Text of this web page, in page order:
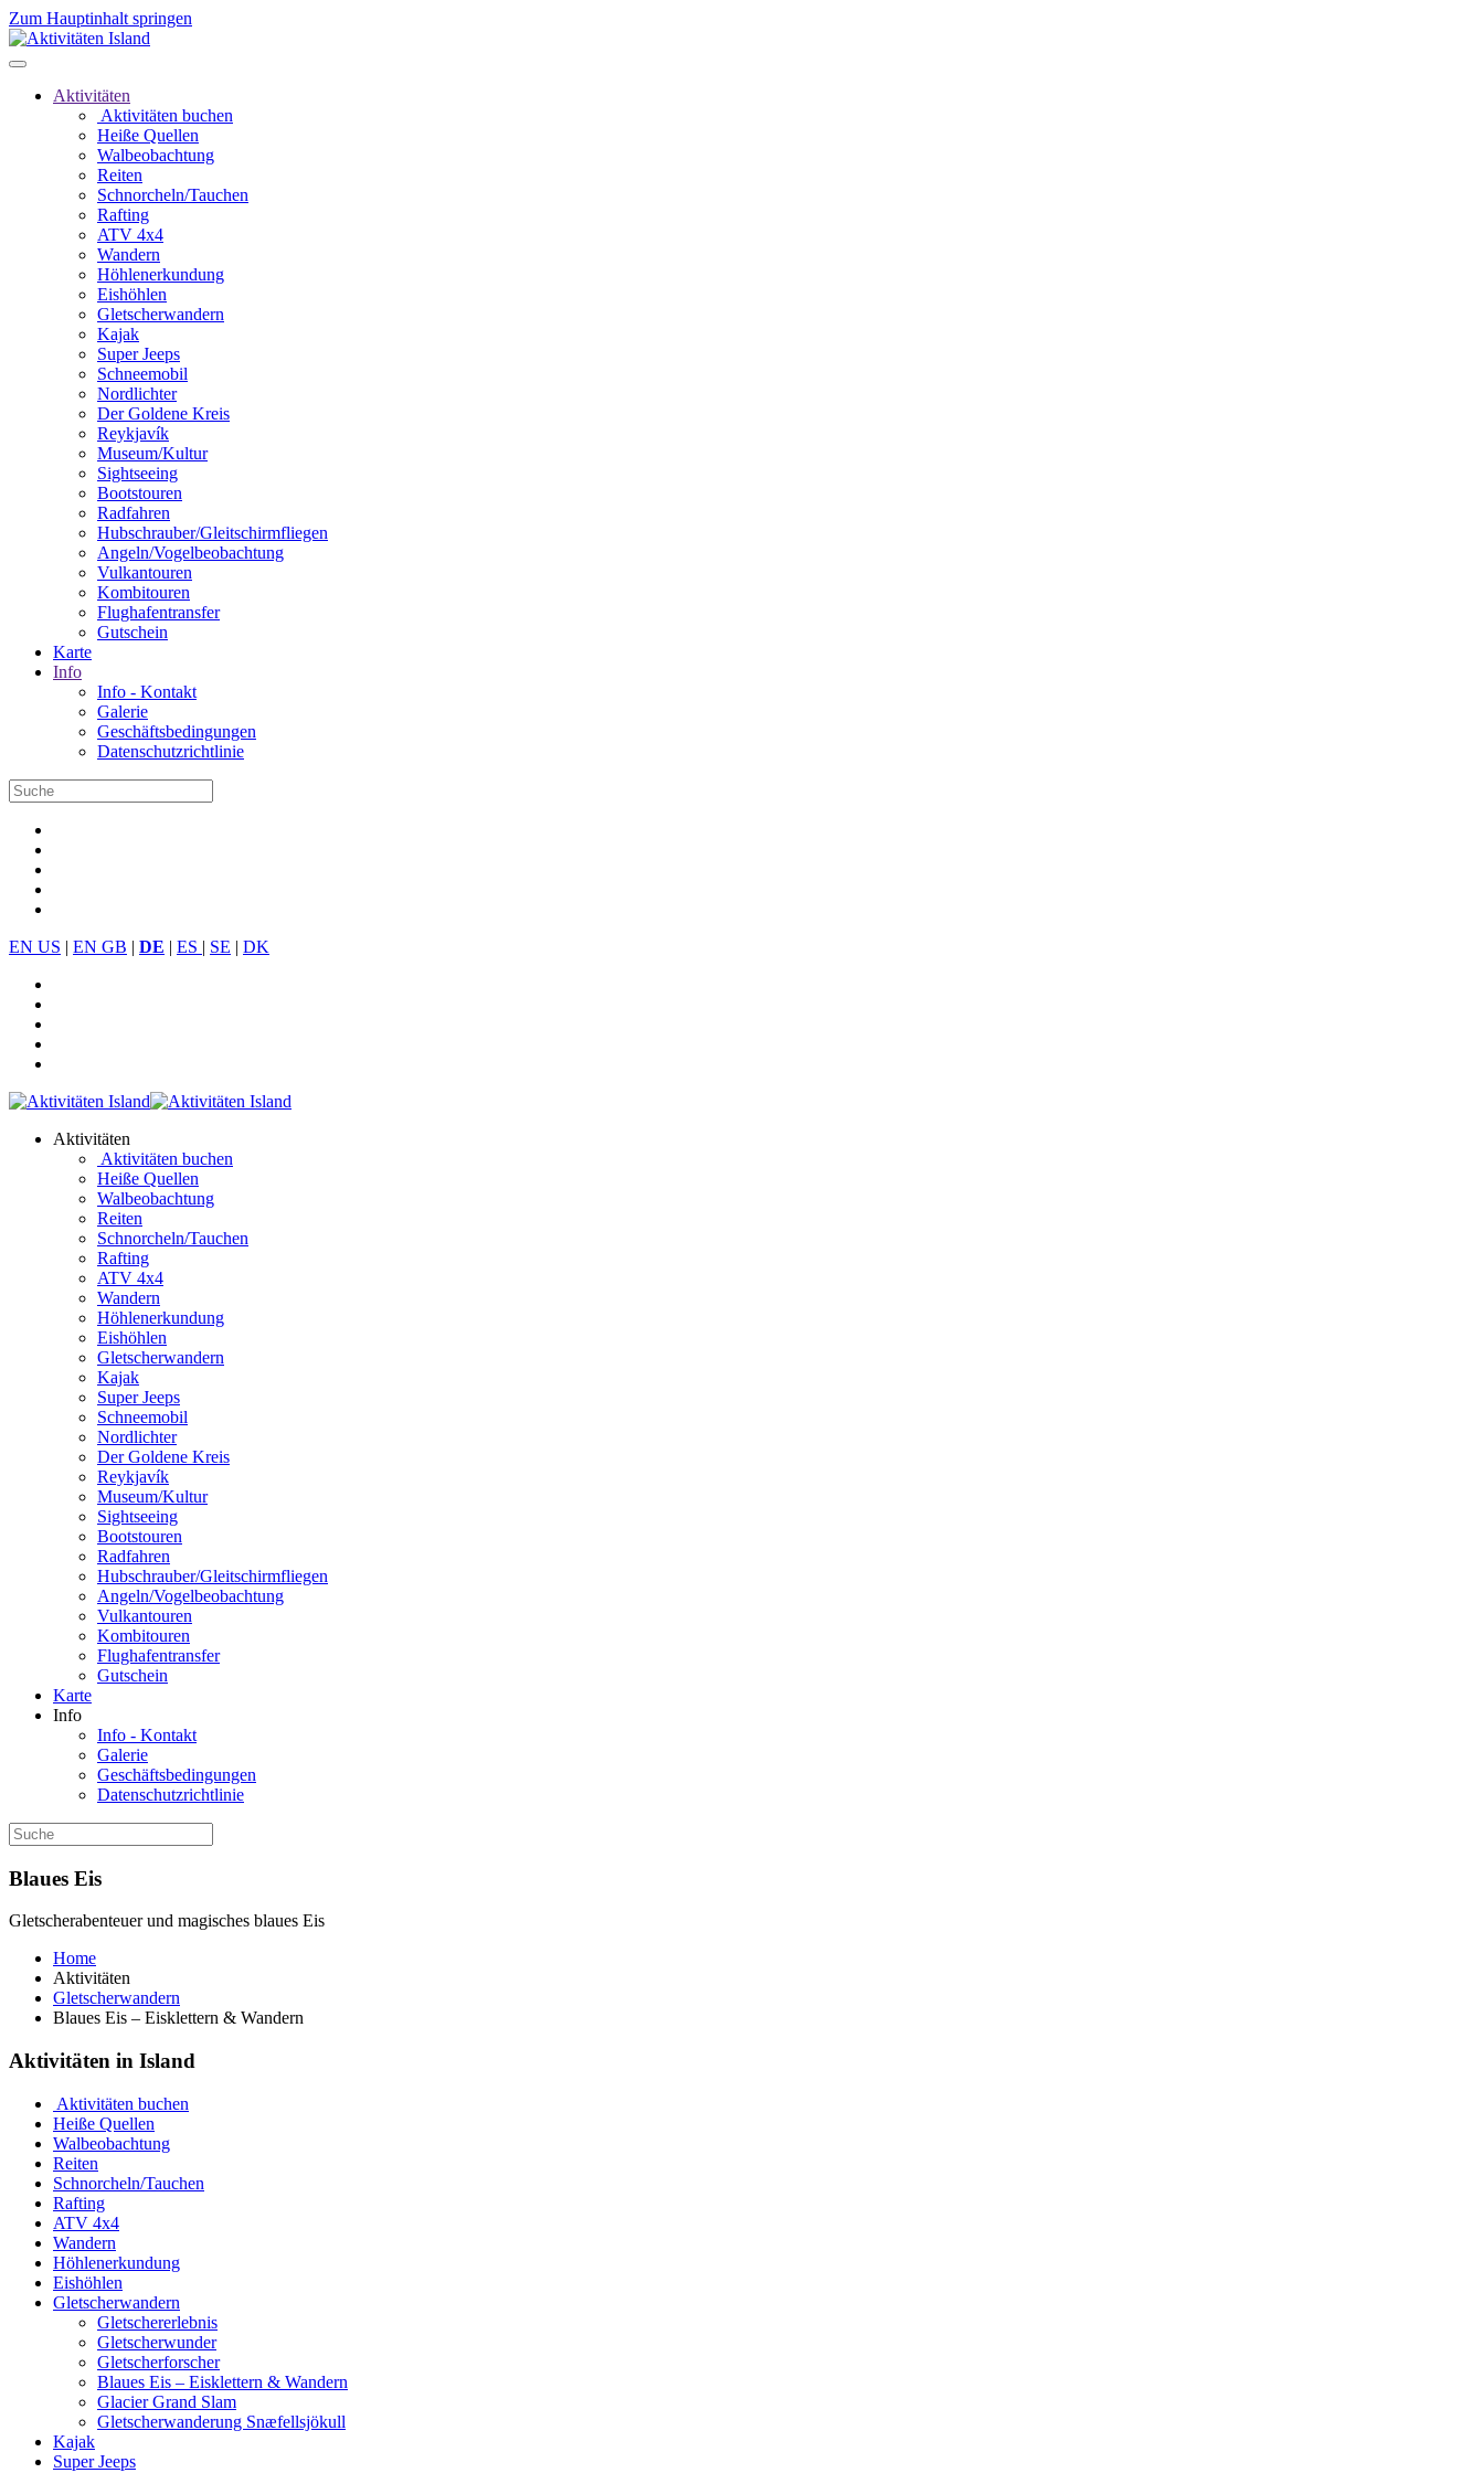
Zum Hauptinhalt springen
Aktivitäten
Aktivitäten buchen
Heiße Quellen
Walbeobachtung
Reiten
Schnorcheln/Tauchen
Rafting
ATV 4x4
Wandern
Höhlenerkundung
Eishöhlen
Gletscherwandern
Kajak
Super Jeeps
Schneemobil
Nordlichter
Der Goldene Kreis
Reykjavík
Museum/Kultur
Sightseeing
Bootstouren
Radfahren
Hubschrauber/Gleitschirmfliegen
Angeln/Vogelbeobachtung
Vulkantouren
Kombitouren
Flughafentransfer
Gutschein
Karte
Info
Info - Kontakt
Galerie
Geschäftsbedingungen
Datenschutzrichtlinie
EN US | EN GB | DE | ES | SE | DK
Aktivitäten
Aktivitäten buchen
Heiße Quellen
Walbeobachtung
Reiten
Schnorcheln/Tauchen
Rafting
ATV 4x4
Wandern
Höhlenerkundung
Eishöhlen
Gletscherwandern
Kajak
Super Jeeps
Schneemobil
Nordlichter
Der Goldene Kreis
Reykjavík
Museum/Kultur
Sightseeing
Bootstouren
Radfahren
Hubschrauber/Gleitschirmfliegen
Angeln/Vogelbeobachtung
Vulkantouren
Kombitouren
Flughafentransfer
Gutschein
Karte
Info
Info - Kontakt
Galerie
Geschäftsbedingungen
Datenschutzrichtlinie
Blaues Eis
Gletscherabenteuer und magisches blaues Eis
Home
Aktivitäten
Gletscherwandern
Blaues Eis – Eisklettern & Wandern
Aktivitäten in Island
Aktivitäten buchen
Heiße Quellen
Walbeobachtung
Reiten
Schnorcheln/Tauchen
Rafting
ATV 4x4
Wandern
Höhlenerkundung
Eishöhlen
Gletscherwandern
Gletschererlebnis
Gletscherwunder
Gletscherforscher
Blaues Eis – Eisklettern & Wandern
Glacier Grand Slam
Gletscherwanderung Snæfellsjökull
Kajak
Super Jeeps